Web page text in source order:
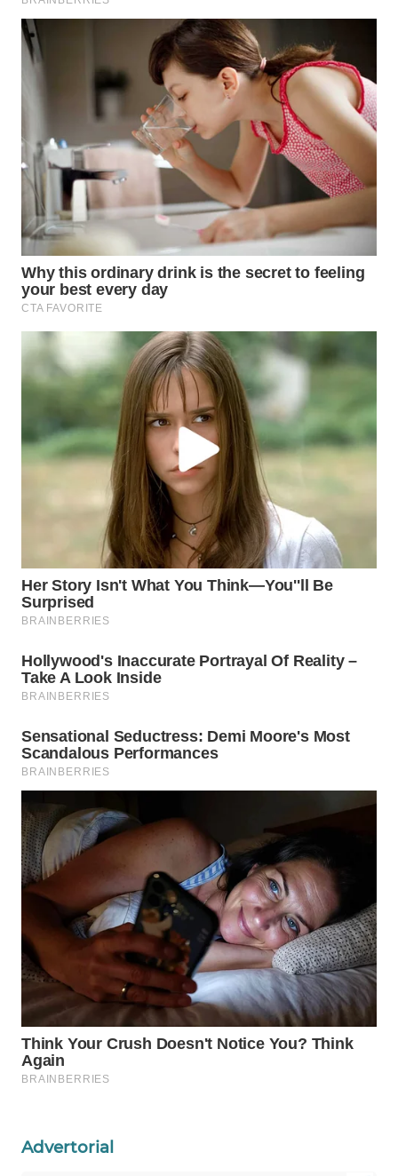
Advertorial
LABUANBAJO
WN
BORNEO
Wahana
Media
Group
WAHANA
WAHANA
INFRASTRUKTUR
WAHANA
KONSUMEN
WAHANA
LISTRIK
TRAVEL
TV
WAHANANEWS
WAHANANEWS
CO ID
WAHANANEWS
NET
WAHANA
SPORT